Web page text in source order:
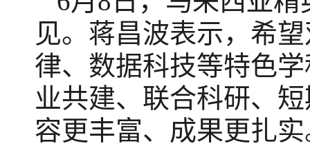
见。蒋昌波表示，希
律、数据科技等特色
业共建、联合科研、
容更丰富、成果更扎实